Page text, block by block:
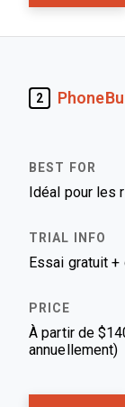
2
Idéal pour les
Essai gratuit
À partir de
annuellement)